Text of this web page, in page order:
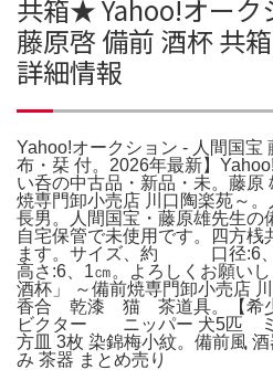
共箱★ Yahoo!オーク
藤原啓 備前 酒杯 共
詳細情報
Yahoo!オークション - 人間国宝
布・栞 付。2026年最新】
い呑の中古品・新品・未。藤原
焼専門卸小売店 川口陶楽苑～
長男。人間国宝・藤原雄先生の
自宅保管で未使用です。四方桟
ます。サイズ、約 口径
高さ:6、1㎝。よろしくお願い
酒杯」 ～備前焼専門卸小売店
香合 乾漆 猫 茶道具。【希
ビクター ニッパー 犬5匹
方皿 3枚 染錦梅小紋。備前風
み 茶器 まとめ売り